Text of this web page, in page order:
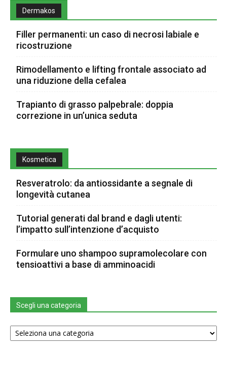
Dermakos
Filler permanenti: un caso di necrosi labiale e
ricostruzione
Rimodellamento e lifting frontale associato ad
una riduzione della cefalea
Trapianto di grasso palpebrale: doppia
correzione in un’unica seduta
Kosmetica
Resveratrolo: da antiossidante a segnale di
longevità cutanea
Tutorial generati dal brand e dagli utenti:
l’impatto sull’intenzione d’acquisto
Formulare uno shampoo supramolecolare con
tensioattivi a base di amminoacidi
Scegli una categoria
Scegli
una